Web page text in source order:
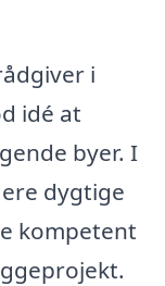
i
idé at
byer. I
dygtige
kompetent